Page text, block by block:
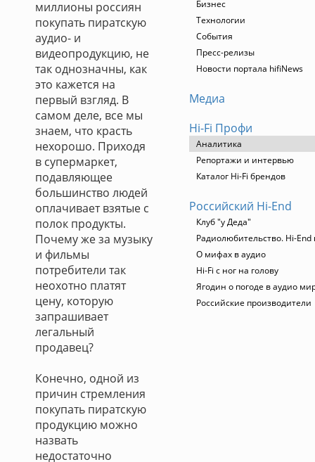
миллионы россиян
покупать пиратскую
аудио- и
видеопродукцию, не
так однозначны, как
это кажется на
первый взгляд. В
самом деле, все мы
знаем, что красть
нехорошо. Приходя
в супермаркет,
подавляющее
большинство людей
оплачивает взятые с
полок продукты.
Почему же за музыку
и фильмы
потребители так
неохотно платят
цену, которую
запрашивает
легальный
продавец?
Конечно, одной из
причин стремления
покупать пиратскую
продукцию можно
назвать
недостаточно
Бизнес
Технологии
События
Пресс-релизы
Новости портала hifiNews
Медиа
Hi-Fi Профи
Аналитика
Репортажи и интервью
Каталог Hi-Fi брендов
Российский Hi-End
Клуб "у Деда"
Радиолюбительство. Hi-End
О мифах в аудио
Hi-Fi с ног на голову
Ягодин о погоде в аудио
Российские производители